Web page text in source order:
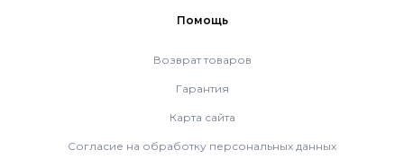
Системы дымоудаления
Помощь
Возврат товаров
Гарантия
Карта сайта
Согласие на обработку персональных данных